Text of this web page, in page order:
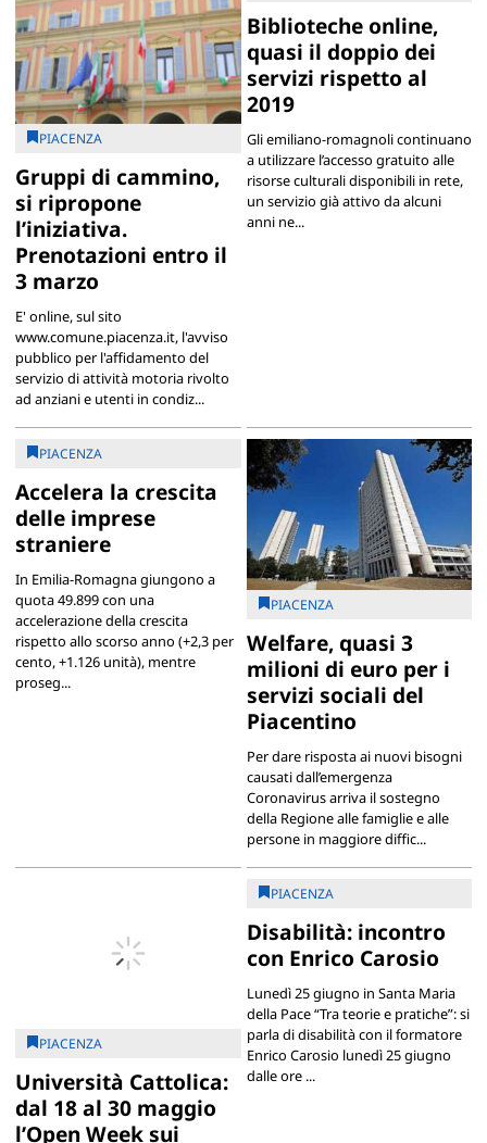
PIACENZA
Gruppi di cammino,
si ripropone
l’iniziativa.
Prenotazioni entro il
3 marzo
E' online, sul sito
www.comune.piacenza.it, l'avviso
pubblico per l'affidamento del
servizio di attività motoria rivolto
ad anziani e utenti in condiz...
Biblioteche online,
quasi il doppio dei
servizi rispetto al
2019
Gli emiliano-romagnoli continuano
a utilizzare l’accesso gratuito alle
risorse culturali disponibili in rete,
un servizio già attivo da alcuni
anni ne...
PIACENZA
Accelera la crescita
delle imprese
straniere
In Emilia-Romagna giungono a
quota 49.899 con una
accelerazione della crescita
rispetto allo scorso anno (+2,3 per
cento, +1.126 unità), mentre
proseg...
PIACENZA
Welfare, quasi 3
milioni di euro per i
servizi sociali del
Piacentino
Per dare risposta ai nuovi bisogni
causati dall’emergenza
Coronavirus arriva il sostegno
della Regione alle famiglie e alle
persone in maggiore diffic...
PIACENZA
Università Cattolica:
dal 18 al 30 maggio
l’Open Week sui
PIACENZA
Disabilità: incontro
con Enrico Carosio
Lunedì 25 giugno in Santa Maria
della Pace “Tra teorie e pratiche”: si
parla di disabilità con il formatore
Enrico Carosio lunedì 25 giugno
dalle ore ...